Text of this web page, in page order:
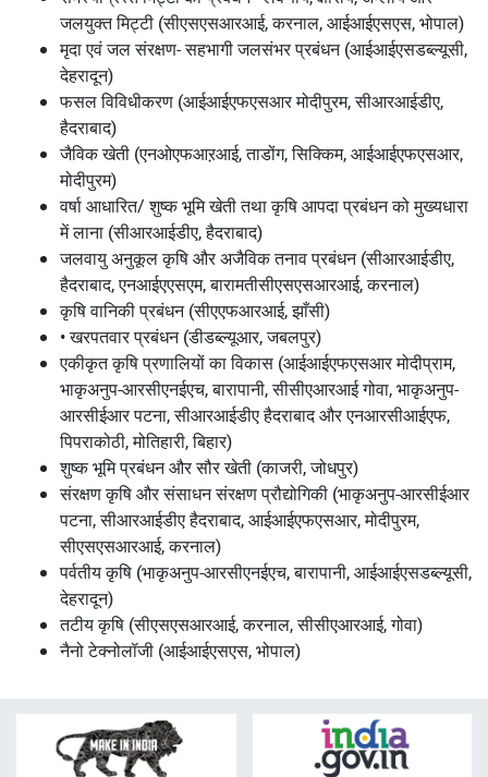
जलयुक्त मिट्टी (सीएसएसआरआई, करनाल, आईआईएसएस, भोपाल)
मृदा एवं जल संरक्षण- सहभागी जलसंभर प्रबंधन (आईआईएसडब्ल्यूसी,
देहरादून)
फसल विविधीकरण (आईआईएफएसआर मोदीपुरम, सीआरआईडीए,
हैदराबाद)
जैविक खेती (एनओएफआऱआई, ताडोंग, सिक्किम, आईआईएफएसआर,
मोदीपुरम)
वर्षा आधारित/ शुष्क भूमि खेती तथा कृषि आपदा प्रबंधन को मुख्यधारा
में लाना (सीआरआईडीए, हैदराबाद)
जलवायु अनुकूल कृषि और अजैविक तनाव प्रबंधन (सीआरआईडीए,
हैदराबाद, एनआईएएसएम, बारामतीसीएसएसआरआई, करनाल)
कृषि वानिकी प्रबंधन (सीएएफआरआई, झाँसी)
• खरपतवार प्रबंधन (डीडब्ल्यूआर, जबलपुर)
एकीकृत कृषि प्रणालियों का विकास (आईआईएफएसआर मोदीप्राम,
भाकृअनुप-आरसीएनईएच, बारापानी, सीसीएआरआई गोवा, भाकृअनुप-
आरसीईआर पटना, सीआरआईडीए हैदराबाद और एनआरसीआईएफ,
पिपराकोठी, मोतिहारी, बिहार)
शुष्क भूमि प्रबंधन और सौर खेती (काजरी, जोधपुर)
संरक्षण कृषि और संसाधन संरक्षण प्रौद्योगिकी (भाकृअनुप-आरसीईआर
पटना, सीआरआईडीए हैदराबाद, आईआईएफएसआर, मोदीपुरम,
सीएसएसआरआई, करनाल)
पर्वतीय कृषि (भाकृअनुप-आरसीएनईएच, बारापानी, आईआईएसडब्ल्यूसी,
देहरादून)
तटीय कृषि (सीएसएसआरआई, करनाल, सीसीएआरआई, गोवा)
नैनो टेक्नोलॉजी (आईआईएसएस, भोपाल)